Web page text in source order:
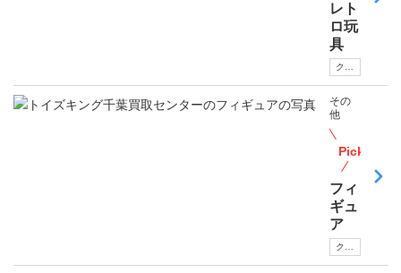
レト
ロ玩
具
その
他
PickUp
フィ
ギュ
ア